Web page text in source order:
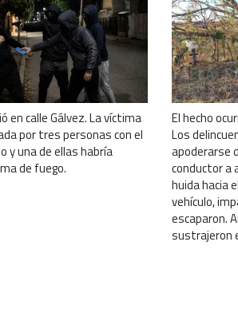
en calle Gálvez. La víctima
por tres personas con el
y una de ellas habría
de fuego.
El hecho
Los
apoderarse
conductor a
huida hacia
vehículo,
escaparon.
sustrajeron